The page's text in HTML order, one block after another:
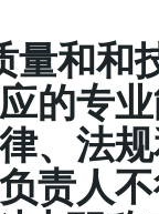
量和和
的专
、法
责人